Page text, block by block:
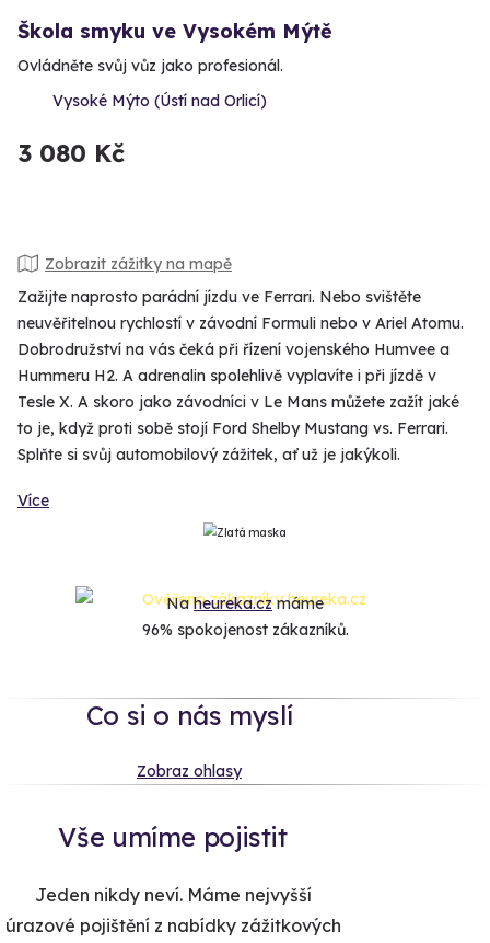
Škola smyku ve Vysokém Mýtě
Ovládněte svůj vůz jako profesionál.
Vysoké Mýto (Ústí nad Orlicí)
3 080 Kč
Zobrazit zážitky na mapě
Zažijte naprosto parádní jízdu ve Ferrari. Nebo svištěte
neuvěřitelnou rychlostí v závodní Formuli nebo v Ariel Atomu.
Dobrodružství na vás čeká při řízení vojenského Humvee a
Hummeru H2. A adrenalin spolehlivě vyplavíte i při jízdě v
Tesle X. A skoro jako závodníci v Le Mans můžete zažít jaké
to je, když proti sobě stojí Ford Shelby Mustang vs. Ferrari.
Splňte si svůj automobilový zážitek, ať už je jakýkoli.
Více
Naheureka.czmáme
96% spokojenost zákazníků.
Co si o nás myslí
Zobraz ohlasy
Vše umíme pojistit
Jeden nikdy neví. Máme nejvyšší
úrazové pojištění z nabídky zážitkových